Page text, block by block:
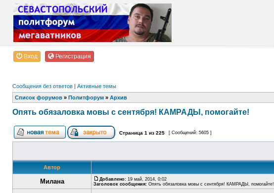
Вход Регистрация
Сообщения без ответов | Активные темы
Список форумов » Политфорум » Архив
Опять обязаловка мовы с сентября! КАМРАДЫ, помогайте!
Страница 1 из 225 [ Сообщений: 5605 ]
Автор
Милана Добавлено: 19 май, 2014, 0:02
Заголовок сообщения: Опять обязаловка мовы с сентября! КАМРАДЫ, помогайте!